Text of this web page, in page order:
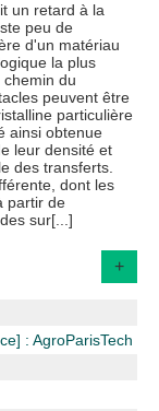
un retard à la
peu de
d'un matériau
la plus
du
peuvent être
particulière
ainsi obtenue
leur densité et
des transferts.
dont les
partir de
sur[...]
+
: AgroParisTech